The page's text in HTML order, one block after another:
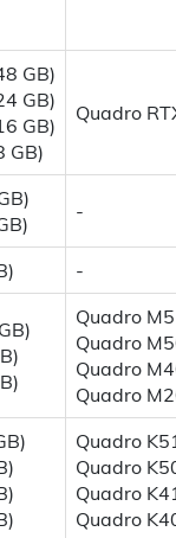
GB)
GB)
GB)
GB)
Quadro
-
-
Quadro
Quadro
Quadro
Quadro
Quadro
Quadro
Quadro
Quadro